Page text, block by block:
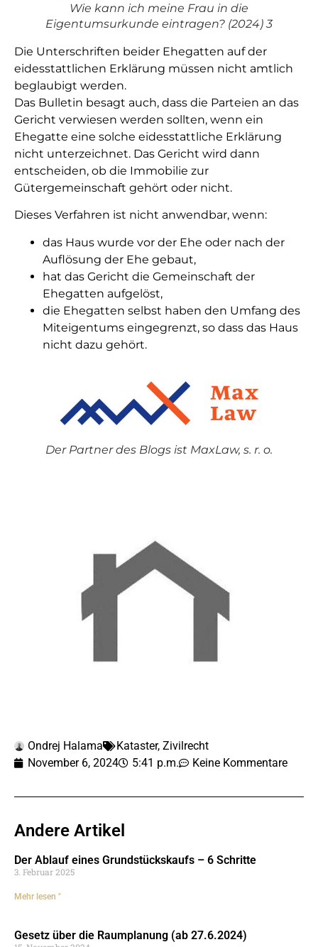
Wie kann ich meine Frau in die
Eigentumsurkunde eintragen? (2024) 3
Die Unterschriften beider Ehegatten auf der
eidesstattlichen Erklärung müssen nicht amtlich
beglaubigt werden.
Das Bulletin besagt auch, dass die Parteien an das
Gericht verwiesen werden sollten, wenn ein
Ehegatte eine solche eidesstattliche Erklärung
nicht unterzeichnet. Das Gericht wird dann
entscheiden, ob die Immobilie zur
Gütergemeinschaft gehört oder nicht.
Dieses Verfahren ist nicht anwendbar, wenn:
das Haus wurde vor der Ehe oder nach der
Auflösung der Ehe gebaut,
hat das Gericht die Gemeinschaft der
Ehegatten aufgelöst,
die Ehegatten selbst haben den Umfang des
Miteigentums eingegrenzt, so dass das Haus
nicht dazu gehört.
Der Partner des Blogs ist MaxLaw, s. r. o.
Ondrej Halama Kataster, Zivilrecht
November 6, 2024
5:41 p.m. Keine Kommentare
Andere Artikel
Der Ablauf eines Grundstückskaufs – 6 Schritte
3. Februar 2025
Mehr lesen "
Gesetz über die Raumplanung (ab 27.6.2024)